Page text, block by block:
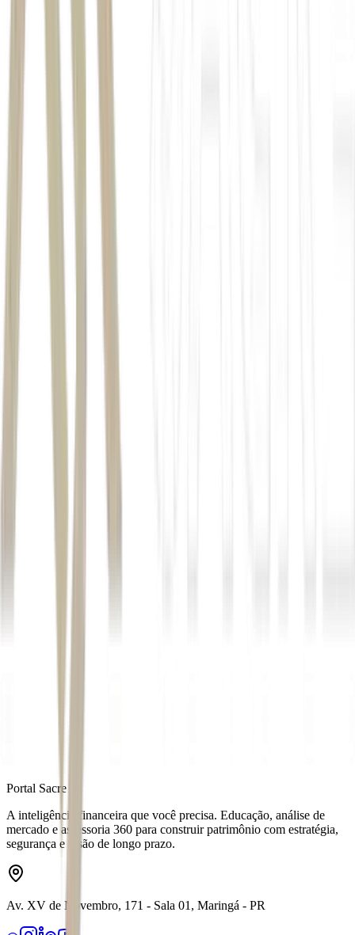
Portal Sacre
A inteligência financeira que você precisa. Educação, análise de
mercado e assessoria 360 para construir patrimônio com estratégia,
segurança e visão de longo prazo.
Av. XV de Novembro, 171 - Sala 01, Maringá - PR